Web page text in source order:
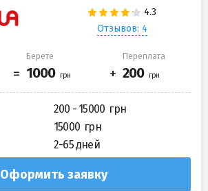
Отзывов: 4
Берете Переплата
200 - 15000
15000
2-65 дней
Оформить заявку